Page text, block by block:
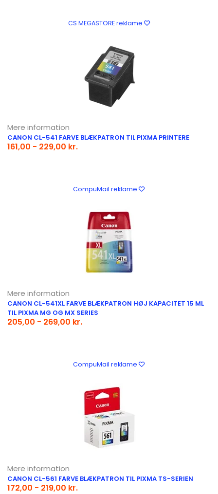
CS MEGASTORE reklame
Mere information
CANON CL-541 FARVE BLÆKPATRON TIL PIXMA PRINTERE
161,00 - 229,00 kr.
CompuMail reklame
Mere information
CANON CL-541XL FARVE BLÆKPATRON HØJ KAPACITET 15 ML
TIL PIXMA MG OG MX SERIES
205,00 - 269,00 kr.
CompuMail reklame
Mere information
CANON CL-561 FARVE BLÆKPATRON TIL PIXMA TS-SERIEN
172,00 - 219,00 kr.